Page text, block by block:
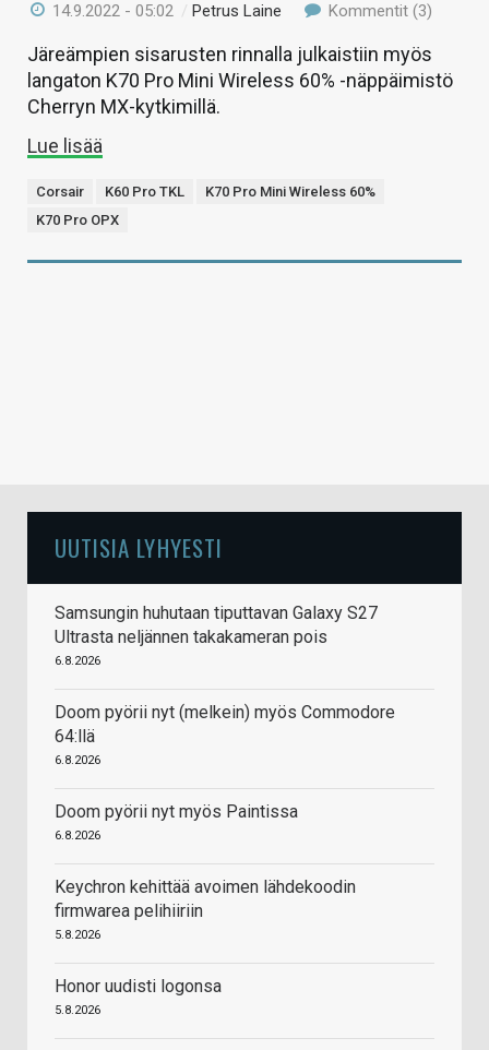
14.9.2022 - 05:02 / Petrus Laine Kommentit (3)
Järeämpien sisarusten rinnalla julkaistiin myös
langaton K70 Pro Mini Wireless 60% -näppäimistö
Cherryn MX-kytkimillä.
Lue lisää
Corsair K60 Pro TKL
K70 Pro Mini Wireless 60%
K70 Pro OPX
UUTISIA LYHYESTI
Samsungin huhutaan tiputtavan Galaxy S27
Ultrasta neljännen takakameran pois
6.8.2026
Doom pyörii nyt (melkein) myös Commodore
64:llä
6.8.2026
Doom pyörii nyt myös Paintissa
6.8.2026
Keychron kehittää avoimen lähdekoodin
firmwarea pelihiiriin
5.8.2026
Honor uudisti logonsa
5.8.2026